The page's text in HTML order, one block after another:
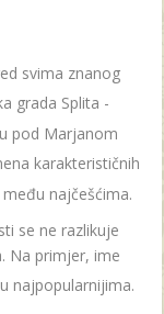
svima znanog
grada Splita -
pod Marjanom
karakterističnih
najčešćima.
se ne razlikuje
Na primjer, ime
najpopularnijima.